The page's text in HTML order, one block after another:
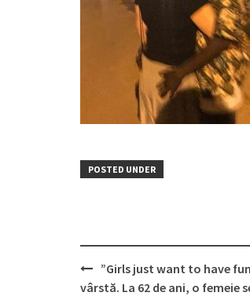
POSTED UNDER
Post
navigation
”Girls just want to have
vârstă. La 62 de ani, o femeie